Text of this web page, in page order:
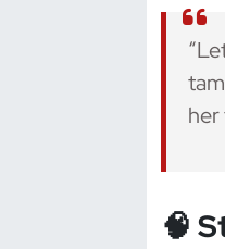
her
🧠
Kano ve Rafting